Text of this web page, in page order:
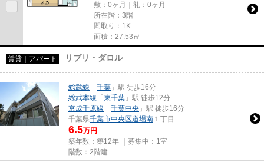
敷：0ヶ月｜礼：0ヶ月
所在階：3階
間取り：1K
面積：27.53㎡
賃貸｜アパート リブリ・ダロル
総武線 「 千葉 」駅 徒歩16分
総武本線 「 東千葉 」駅 徒歩12分
京成千原線 「 千葉中央 」駅 徒歩16分
千葉県千葉市中央区道場南 １丁目
6.5万円
築年数：築12年 ｜募集中： 1室
階数：2階建